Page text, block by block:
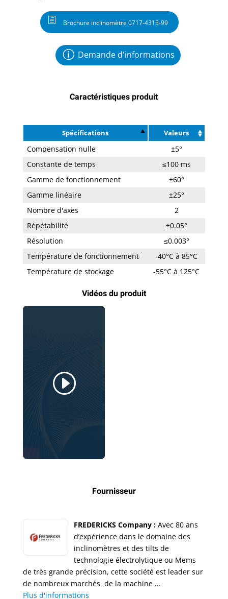
Brochure inclinomètre 0717-4315-99
Demande d'informations
Caractéristiques produit
Spécifications Valeurs
Compensation nulle
±5°
Constante de temps
≤100 ms
Gamme de fonctionnement
±60°
Gamme linéaire
±25°
Nombre d'axes
2
Répétabilité
±0.05°
Résolution
≤0.003°
Température de fonctionnement
-40°C à 85°C
Température de stockage
-55°C à 125°C
Vidéos du produit
Fournisseur
FREDERICKS Company :Avec 80 ans
d’expérience dans le domaine des
inclinomètres et des tilts de
technologie électrolytique ou Mems
de très grande précision, cette société est leader sur
de nombreux marchés de la machine ...
Plus d'informations